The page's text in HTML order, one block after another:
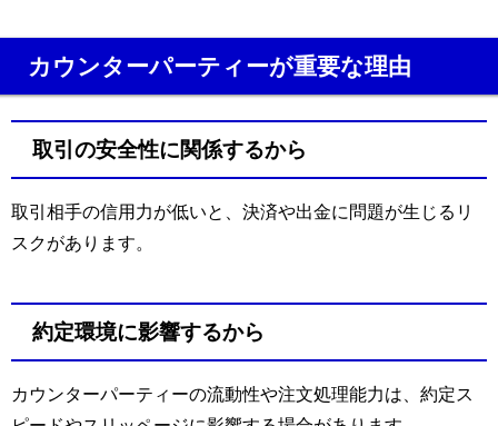
カウンターパーティーが重要な理由
取引の安全性に関係するから
取引相手の信用力が低いと、決済や出金に問題が生じるリ
スクがあります。
約定環境に影響するから
カウンターパーティーの流動性や注文処理能力は、約定ス